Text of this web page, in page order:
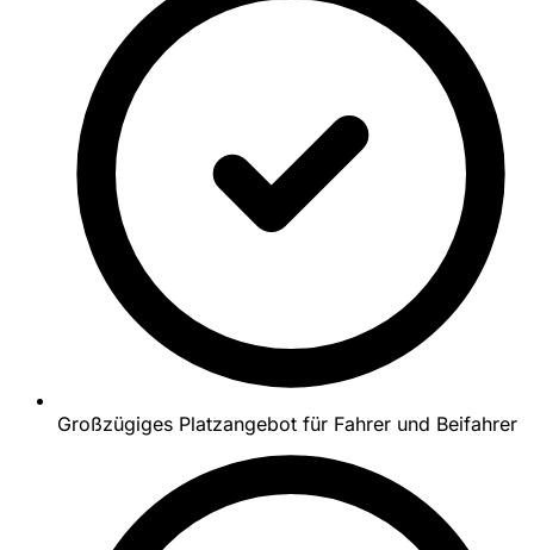
Großzügiges Platzangebot für Fahrer und Beifahrer